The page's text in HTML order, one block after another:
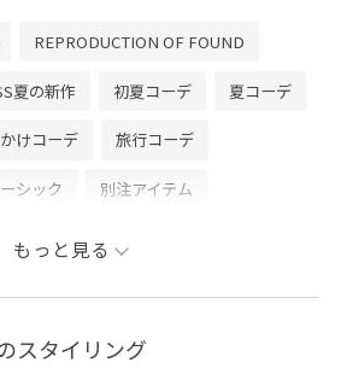
REPRODUCTION OF FOUND
夏の新作 初夏コーデ 夏コーデ
けコーデ 旅行コーデ
シック 別注アイテム
もっと見る
スタイリング